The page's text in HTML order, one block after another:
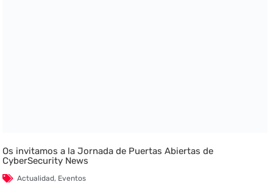
Os invitamos a la Jornada de Puertas Abiertas de
CyberSecurity News
Actualidad, Eventos